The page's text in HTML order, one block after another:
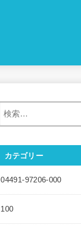
カテゴリー
04491-97206-000
100